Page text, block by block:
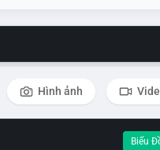
Hình ảnh
Biểu